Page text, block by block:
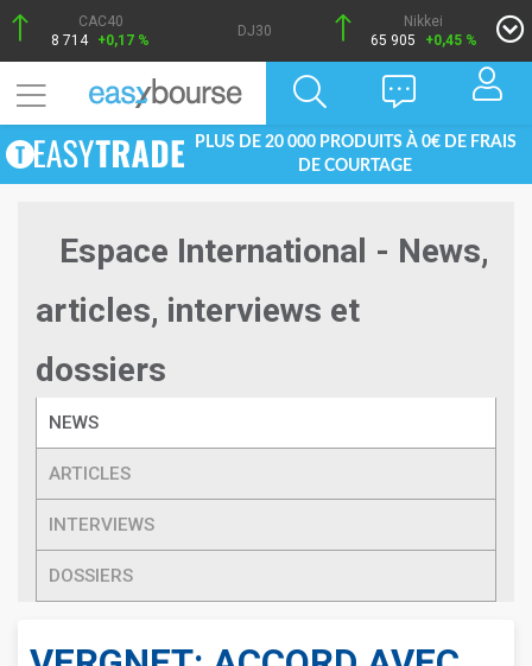
CAC40
8 714 +0,17 %
DJ30
Nikkei
65 905
+0,45 %
PLUS DE 20 000 PRODUITS À 0€ DE FRAIS
DE COURTAGE
Espace International - News,
articles, interviews et
dossiers
NEWS
ARTICLES
INTERVIEWS
DOSSIERS